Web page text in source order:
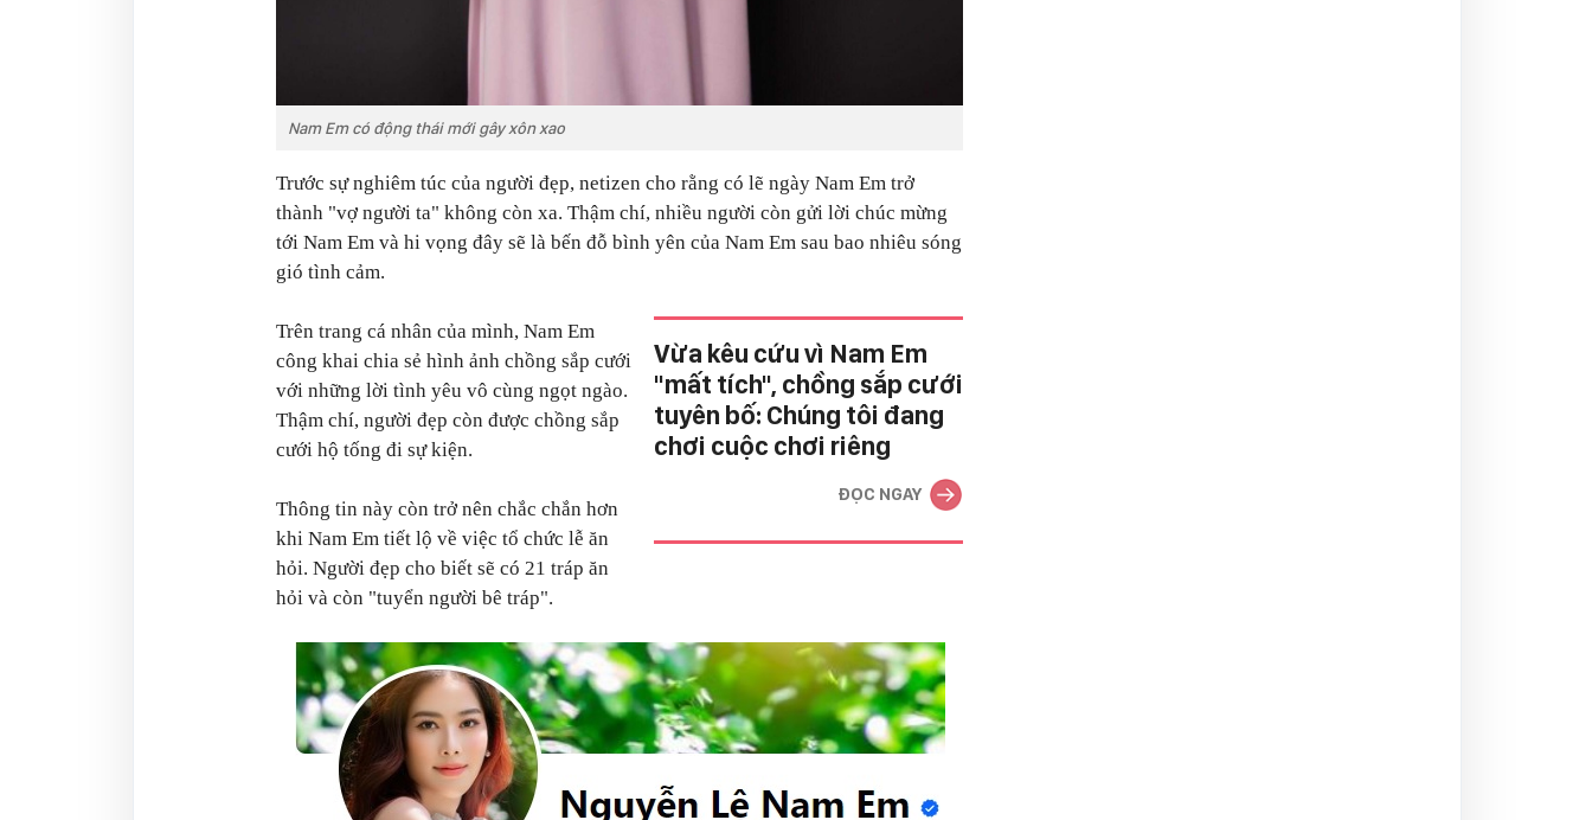
Nam Em có động thái mới gây xôn xao
Trước sự nghiêm túc của người đẹp, netizen cho rằng có lẽ ngày Nam Em trở
thành "vợ người ta" không còn xa. Thậm chí, nhiều người còn gửi lời chúc mừng
tới Nam Em và hi vọng đây sẽ là bến đỗ bình yên của Nam Em sau bao nhiêu sóng
gió tình cảm.
Vừa kêu cứu vì Nam Em
"mất tích", chồng sắp cưới
tuyên bố: Chúng tôi đang
chơi cuộc chơi riêng
ĐỌC NGAY
Trên trang cá nhân của mình, Nam Em
công khai chia sẻ hình ảnh chồng sắp cưới
với những lời tình yêu vô cùng ngọt ngào.
Thậm chí, người đẹp còn được chồng sắp
cưới hộ tống đi sự kiện.
Thông tin này còn trở nên chắc chắn hơn
khi Nam Em tiết lộ về việc tổ chức lễ ăn
hỏi. Người đẹp cho biết sẽ có 21 tráp ăn
hỏi và còn "tuyển người bê tráp".